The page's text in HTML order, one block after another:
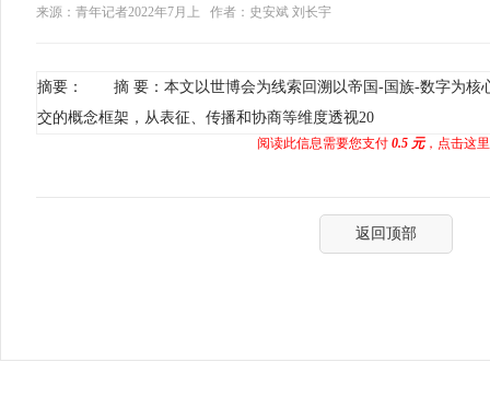
来源：青年记者2022年7月上
作者：史安斌 刘长宇
摘要： 摘 要：本文以世博会为线索回溯以帝国-国族-数字为核
交的概念框架，从表征、传播和协商等维度透视20
阅读此信息需要您支付 0.5 元，点击这
返回顶部